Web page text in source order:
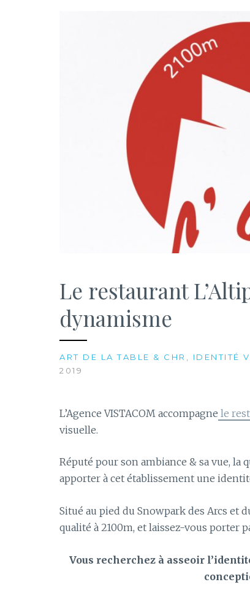
Le restaurant
dynamisme
ART DE LA TABLE & CHR IDENTITÉ
2019
L’Agence VISTACOM accompagne le
visuelle.
Réputé pour son ambiance & sa vue, la
apporter à cet établissement une
Situé au pied du Snowpark des Arcs et
qualité à 2100m, et laissez-vous porter
Vous recherchez à asseoir